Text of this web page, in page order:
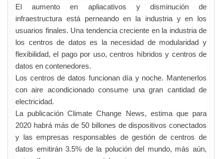
El aumento en apliacativos y disminución de
infraestructura está perneando en la industria y en los
usuarios finales. Una tendencia creciente en la industria de
los centros de datos es la necesidad de modularidad y
flexibilidad, el pago por uso, centros híbridos y centros de
datos en contenedores.
Los centros de datos funcionan día y noche. Mantenerlos
con aire acondicionado consume una gran cantidad de
electricidad.
La publicación Climate Change News, estima que para
2020 habrá más de 50 billones de dispositivos conectados
y las empresas responsables de gestión de centros de
datos emitirán 3.5% de la polución del mundo, más aún,